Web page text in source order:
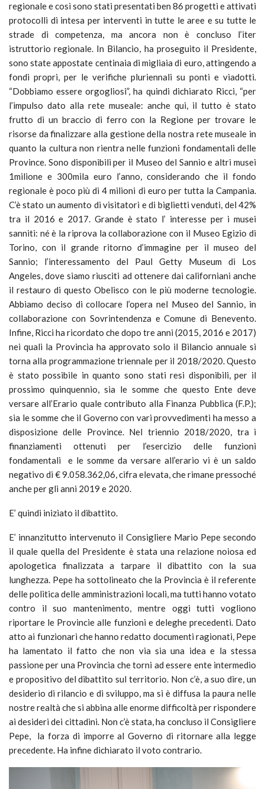
regionale e così sono stati presentati ben 86 progetti e attivati
protocolli di intesa per interventi in tutte le aree e su tutte le
strade di competenza, ma ancora non è concluso l’iter
istruttorio regionale. In Bilancio, ha proseguito il Presidente,
sono state appostate centinaia di migliaia di euro, attingendo a
fondi propri, per le verifiche pluriennali su ponti e viadotti.
“Dobbiamo essere orgogliosi”, ha quindi dichiarato Ricci, “per
l’impulso dato alla rete museale: anche qui, il tutto è stato
frutto di un braccio di ferro con la Regione per trovare le
risorse da finalizzare alla gestione della nostra rete museale in
quanto la cultura non rientra nelle funzioni fondamentali delle
Province. Sono disponibili per il Museo del Sannio e altri musei
1milione e 300mila euro l’anno, considerando che il fondo
regionale è poco più di 4 milioni di euro per tutta la Campania.
C’è stato un aumento di visitatori e di biglietti venduti, del 42%
tra il 2016 e 2017. Grande è stato l’ interesse per i musei
sanniti: né è la riprova la collaborazione con il Museo Egizio di
Torino, con il grande ritorno d’immagine per il museo del
Sannio; l’interessamento del Paul Getty Museum di Los
Angeles, dove siamo riusciti ad ottenere dai californiani anche
il restauro di questo Obelisco con le più moderne tecnologie.
Abbiamo deciso di collocare l’opera nel Museo del Sannio, in
collaborazione con Sovrintendenza e Comune di Benevento.
Infine, Ricci ha ricordato che dopo tre anni (2015, 2016 e 2017)
nei quali la Provincia ha approvato solo il Bilancio annuale si
torna alla programmazione triennale per il 2018/2020. Questo
è stato possibile in quanto sono stati resi disponibili, per il
prossimo quinquennio, sia le somme che questo Ente deve
versare all’Erario quale contributo alla Finanza Pubblica (F.P.);
sia le somme che il Governo con vari provvedimenti ha messo a
disposizione delle Province. Nel triennio 2018/2020, tra i
finanziamenti ottenuti per l’esercizio delle funzioni
fondamentali e le somme da versare all’erario vi è un saldo
negativo di € 9.058.362,06, cifra elevata, che rimane pressoché
anche per gli anni 2019 e 2020.
E’ quindi iniziato il dibattito.
E’ innanzitutto intervenuto il Consigliere Mario Pepe secondo
il quale quella del Presidente è stata una relazione noiosa ed
apologetica finalizzata a tarpare il dibattito con la sua
lunghezza. Pepe ha sottolineato che la Provincia è il referente
delle politica delle amministrazioni locali, ma tutti hanno votato
contro il suo mantenimento, mentre oggi tutti vogliono
riportare le Provincie alle funzioni e deleghe precedenti. Dato
atto ai funzionari che hanno redatto documenti ragionati, Pepe
ha lamentato il fatto che non via sia una idea e la stessa
passione per una Provincia che torni ad essere ente intermedio
e propositivo del dibattito sul territorio. Non c’è, a suo dire, un
desiderio di rilancio e di sviluppo, ma si è diffusa la paura nelle
nostre realtà che si abbina alle enorme difficoltà per rispondere
ai desideri dei cittadini. Non c’è stata, ha concluso il Consigliere
Pepe, la forza di imporre al Governo di ritornare alla legge
precedente. Ha infine dichiarato il voto contrario.